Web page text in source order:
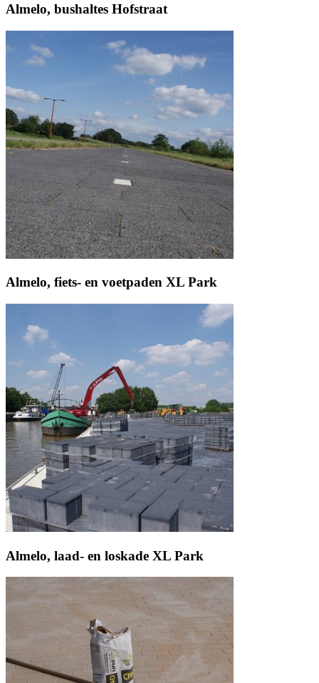
Almelo, bushaltes Hofstraat
Almelo, fiets- en voetpaden XL Park
Almelo, laad- en loskade XL Park